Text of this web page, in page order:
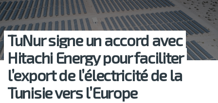
TuNur signe un accord avec
Hitachi Energy pour faciliter
l’export de l’électricité de la
Tunisie vers l’Europe